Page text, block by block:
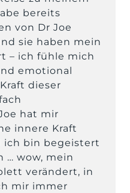
bereits
von Dr Joe
sie haben mein
– ich fühle mich
emotional
dieser
hat mir
innere Kraft
ich bin begeistert
… wow, mein
verändert, in
mir immer